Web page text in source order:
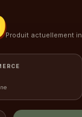
Produit actuellement